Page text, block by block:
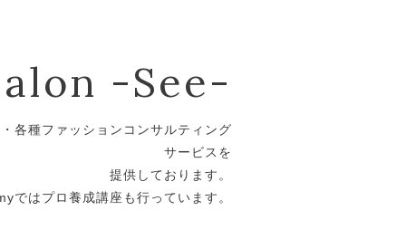
-See-
各種ファッションコンサルティング
サービスを
提供しております。
ではプロ養成講座も行っています。